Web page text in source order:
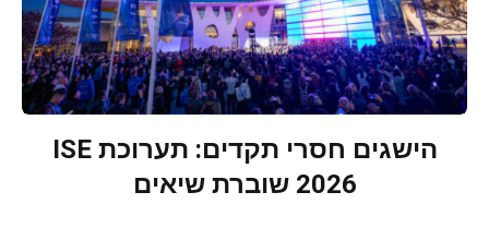
הישגים חסרי תקדים: תערוכת ISE
2026 שוברת שיאים